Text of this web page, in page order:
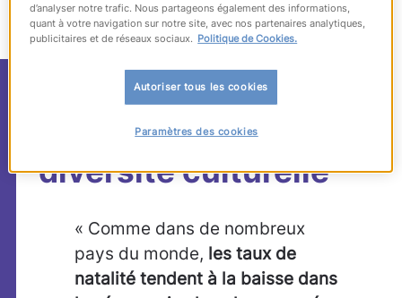
Marque employeur,
mieux comprendre la
diversité culturelle
« Comme dans de nombreux
pays du monde, les taux de
natalité tendent à la baisse dans
d’analyser notre trafic. Nous partageons également des informations,
quant à votre navigation sur notre site, avec nos partenaires analytiques,
publicitaires et de réseaux sociaux. Politique de Cookies.
Autoriser tous les cookies
Paramètres des cookies